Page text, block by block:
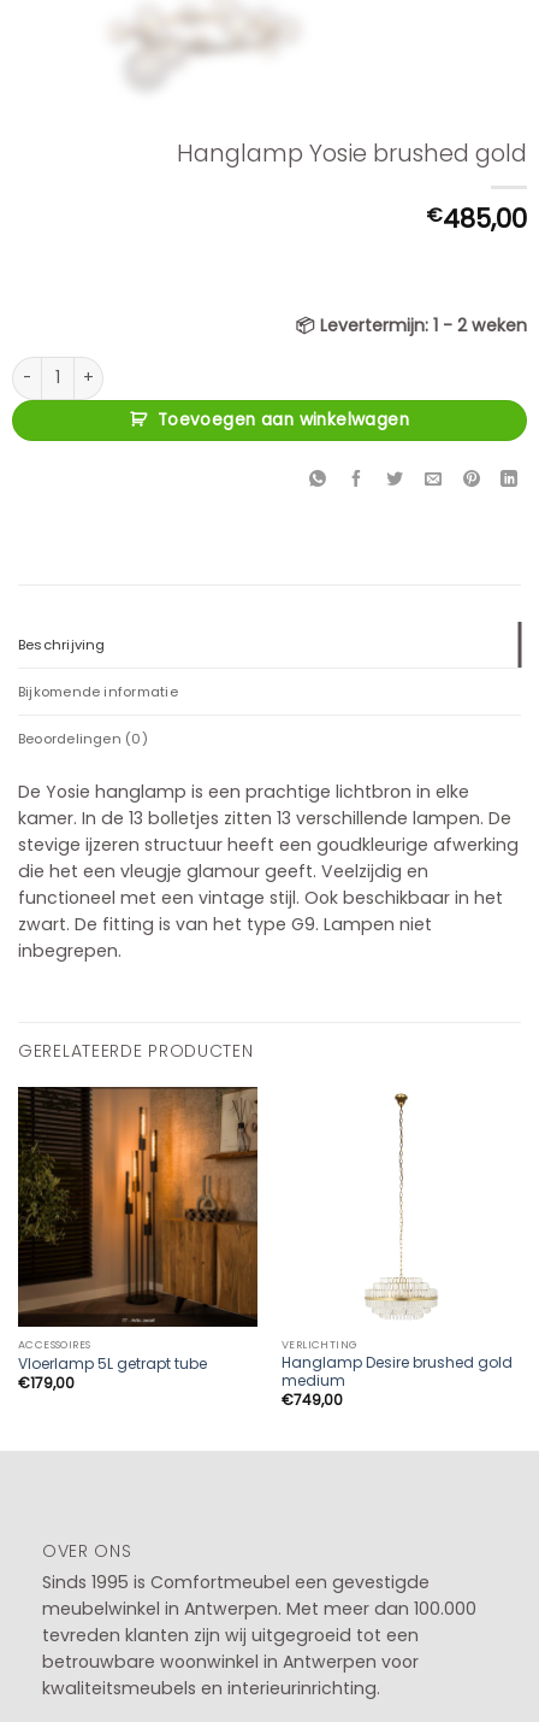
Hanglamp Yosie brushed gold
€485,00
📦 Levertermijn: 1 - 2 weken
Hanglamp Yosie brushed gold aantal
Toevoegen aan winkelwagen
Beschrijving
Bijkomende informatie
Beoordelingen (0)
De Yosie hanglamp is een prachtige lichtbron in elke
kamer. In de 13 bolletjes zitten 13 verschillende lampen. De
stevige ijzeren structuur heeft een goudkleurige afwerking
die het een vleugje glamour geeft. Veelzijdig en
functioneel met een vintage stijl. Ook beschikbaar in het
zwart. De fitting is van het type G9. Lampen niet
inbegrepen.
GERELATEERDE PRODUCTEN
ACCESSOIRES
Vloerlamp 5L getrapt tube
€179,00
VERLICHTING
Hanglamp Desire brushed gold
medium
€749,00
OVER ONS
Sinds 1995 is Comfortmeubel een gevestigde
meubelwinkel in Antwerpen. Met meer dan 100.000
tevreden klanten zijn wij uitgegroeid tot een
betrouwbare woonwinkel in Antwerpen voor
kwaliteitsmeubels en interieurinrichting.